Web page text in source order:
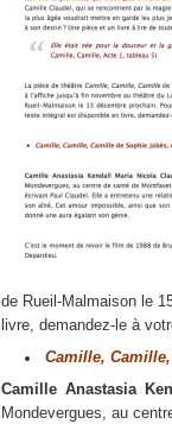
de Rueil-Malmaison le
livre, demandez-le à
Camille,
Camille Anastasia
Mondevergues, au